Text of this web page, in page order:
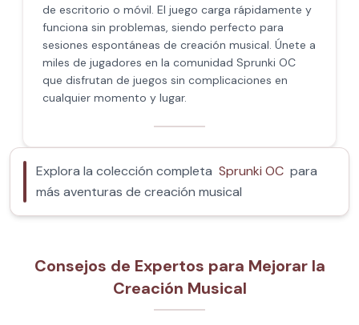
de escritorio o móvil. El juego carga rápidamente y
funciona sin problemas, siendo perfecto para
sesiones espontáneas de creación musical. Únete a
miles de jugadores en la comunidad Sprunki OC
que disfrutan de juegos sin complicaciones en
cualquier momento y lugar.
Explora la colección completa Sprunki OC para
más aventuras de creación musical
Consejos de Expertos para Mejorar la
Creación Musical